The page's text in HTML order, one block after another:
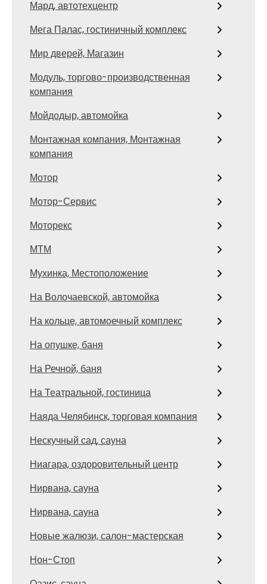
Мард, автотехцентр
Мега Палас, гостиничный комплекс
Мир дверей, Магазин
Модуль, торгово-производственная
компания
Мойдодыр, автомойка
Монтажная компания, Монтажная
компания
Мотор
Мотор-Сервис
Моторекс
МТМ
Мухинка, Местоположение
На Волочаевской, автомойка
На кольце, автомоечный комплекс
На опушке, баня
На Речной, баня
На Театральной, гостиница
Наяда Челябинск, торговая компания
Нескучный сад, сауна
Ниагара, оздоровительный центр
Нирвана, сауна
Нирвана, сауна
Новые жалюзи, салон-мастерская
Нон-Стоп